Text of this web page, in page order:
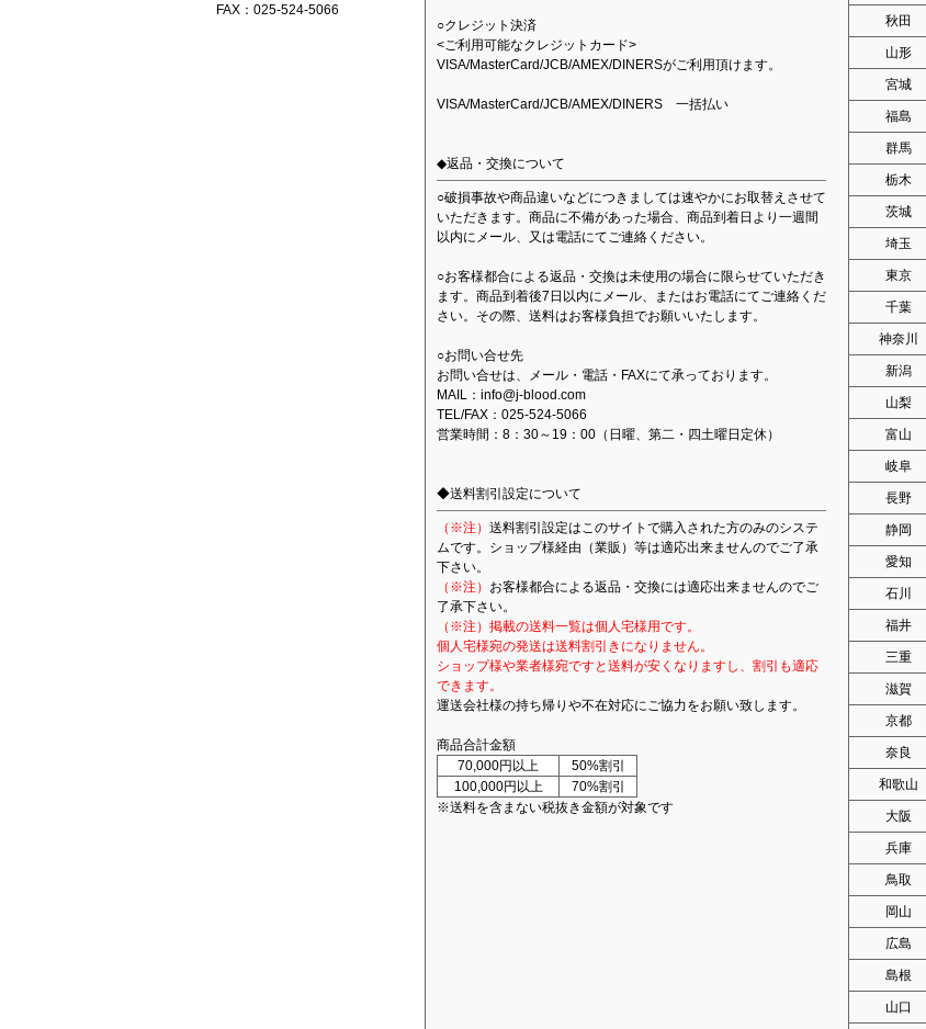
○クレジット決済
<ご利用可能なクレジットカード>
VISA/MasterCard/JCB/AMEX/DINERSがご利用頂けます。
VISA/MasterCard/JCB/AMEX/DINERS 一括払い
◆返品・交換について
○破損事故や商品違いなどにつきましては速やかにお取替えさせて
いただきます。商品に不備があった場合、商品到着日より一週間
以内にメール、又は電話にてご連絡ください。
○お客様都合による返品・交換は未使用の場合に限らせていただき
ます。商品到着後7日以内にメール、またはお電話にてご連絡くだ
さい。その際、送料はお客様負担でお願いいたします。
○お問い合せ先
お問い合せは、メール・電話・FAXにて承っております。
MAIL：info@j-blood.com
TEL/FAX：025-524-5066
営業時間：8：30～19：00（日曜、第二・四土曜日定休）
◆送料割引設定について
（※注） 送料割引設定はこのサイトで購入された方のみのシステ
ムです。ショップ様経由（業販）等は適応出来ませんのでご了承
下さい。
（※注） お客様都合による返品・交換には適応出来ませんのでご
了承下さい。
（※注）掲載の送料一覧は個人宅様用です。
個人宅様宛の発送は送料割引きになりません。
ショップ様や業者様宛ですと送料が安くなりますし、割引も適応
できます。
運送会社様の持ち帰りや不在対応にご協力をお願い致します。
商品合計金額
70,000円以上
50%割引
100,000円以上
70%割引
※送料を含まない税抜き金額が対象です
秋田
山形
宮城
福島
群馬
栃木
茨城
埼玉
東京
千葉
神奈川
新潟
山梨
富山
岐阜
長野
静岡
愛知
石川
福井
三重
滋賀
京都
奈良
和歌山
大阪
兵庫
鳥取
岡山
広島
島根
山口
FAX：025-524-5066